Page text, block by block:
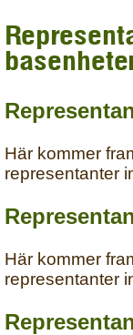
Här kommer
representanter
Här kommer
representanter